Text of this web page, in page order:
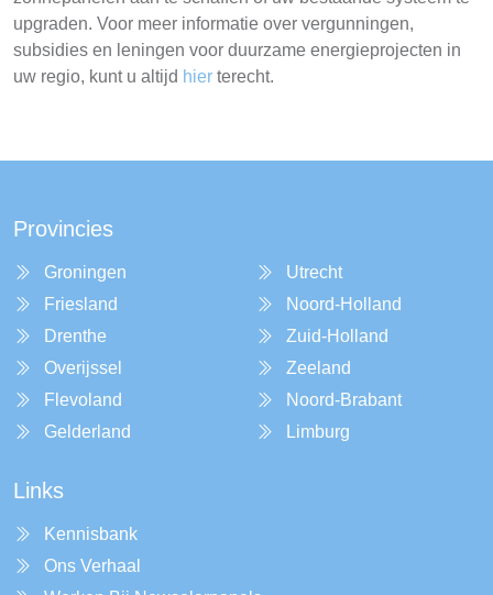
upgraden. Voor meer informatie over vergunningen,
subsidies en leningen voor duurzame energieprojecten in
uw regio, kunt u altijd hier terecht.
Provincies
Groningen
Friesland
Drenthe
Overijssel
Flevoland
Gelderland
Utrecht
Noord-Holland
Zuid-Holland
Zeeland
Noord-Brabant
Limburg
Links
Kennisbank
Ons Verhaal